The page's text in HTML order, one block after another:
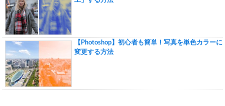
【Photoshop】初心者も簡単！写真を単色カラーに
変更する方法